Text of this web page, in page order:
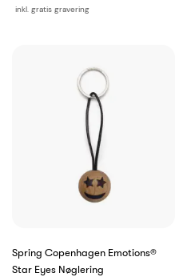
inkl. gratis gravering
Spring Copenhagen Emotions®
Star Eyes Nøglering